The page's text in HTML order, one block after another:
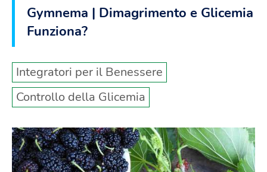
Gymnema | Dimagrimento e Glicemia |
Funziona?
Integratori per il Benessere
Controllo della Glicemia